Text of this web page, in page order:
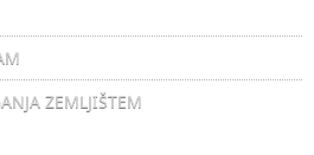
ZEMLJIŠTEM